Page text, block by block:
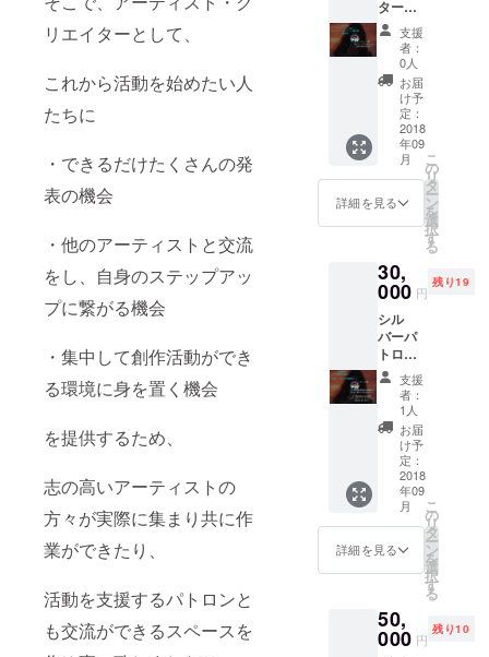
リエイターとして、
これから活動を始めたい人
たちに
・できるだけたくさんの発
表の機会
・他のアーティストと交流
をし、自身のステップアッ
プに繋がる機会
・集中して創作活動ができ
る環境に身を置く機会
を提供するため、
志の高いアーティストの
方々が実際に集まり共に作
業ができたり、
活動を支援するパトロンと
も交流ができるスペースを
カーも
合わせ
てお送
りしま
す！
年間い
つで
も、何
度でも8
万円で
ご利用
頂ける
権利に
なりま
す！ ※
こちら
の割引
定5名様
させて
頂きま
す
ター限
定！
オープ
ニング
パー
ティー
時に作
品を展
示頂け
ます！
パトロ
ン候補
の方々
や、ク
ターの
方もい
らっ
しゃる
オープ
ニング
パー
ティー
にて、
あなた
の作品
を展示
してみ
てもら
いま
しょ
う！！
の作品
をお持
ちいた
支援
者：
0人
お届
け予
定：
2018
年09
月
詳細を見る
こ
の
リ
タ
ー
ン
を
選
択
す
る
30,
000 円
残り19
シル
バーパ
トロン
会員
権！ こ
れから
活躍す
るアー
ティス
トや、
日本の
芸術・
アート
文化を
支援し
たい方
たリ
ターン
です！
支援
者：
1人
お届
け予
定：
2018
年09
月
詳細を見る
こ
の
リ
タ
ー
ン
を
選
択
す
る
50,
000 円
残り10